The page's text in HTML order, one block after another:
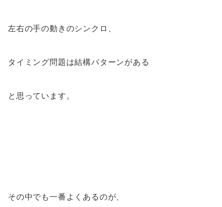
左右の手の動きのシンクロ、
タイミング問題は結構パターンがある
と思っています。
その中でも一番よくあるのが、